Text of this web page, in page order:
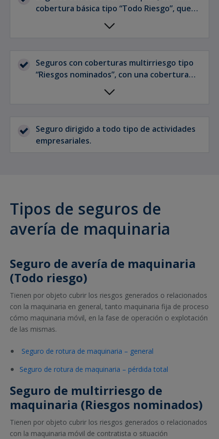
cobertura básica tipo “Todo Riesgo”, que
cubre los daños materiales que sufran los
bienes asegurados cómo consecuencia
expresamente en la póliza y coberturas
adicionales relacionadas con los bienes
asegurados, tanto de daños cómo de
Seguros con coberturas multirriesgo tipo
“Riesgos nominados”, con una cobertura
básica de incendios y complementarios y
coberturas adicionales de daños
con una relación de prima y garantías muy
competitiva.
Seguro dirigido a todo tipo de actividades
empresariales.
Tipos de seguros de
avería de maquinaria
Seguro de avería de maquinaria
(Todo riesgo)
Tienen por objeto cubrir los riesgos generados o relacionados
con la maquinaria en general, tanto maquinaria fija de proceso
cómo maquinaria móvil, en la fase de operación o explotación
de las mismas.
Seguro de rotura de maquinaria – general
Seguro de rotura de maquinaria – pérdida total
Seguro de multirriesgo de
maquinaria (Riesgos nominados)
Tienen por objeto cubrir los riesgos generados o relacionados
con la maquinaria móvil de contratista o situación